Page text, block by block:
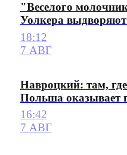
"Веселого
Уолкера выдворяют
18:12
7 АВГ
Навроцкий: там,
Польша оказывает
16:42
7 АВГ